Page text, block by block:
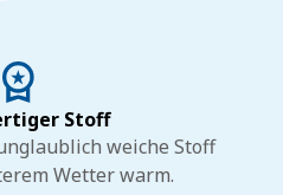
Stoff
weiche Stoff
Wetter warm.